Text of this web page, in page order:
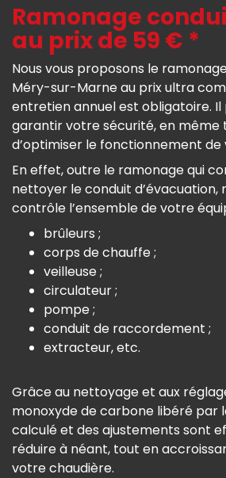
Ramonage
au prix de 59 € *
Nous vous proposons le
Méry-sur-Marne au prix ultra
entretien annuel est obligatoire.
garantir votre sécurité, en même
d’optimiser le fonctionnement de
En effet, outre le ramonage qui
nettoyer le conduit
contrôle l’ensemble de votre
brûleurs ;
corps de chauffe ;
veilleuse ;
circulateur ;
pompe ;
conduit de raccordement ;
extracteur, etc.
Grâce au nettoyage et aux
monoxyde de carbone libéré par
calculé et des ajustements sont
réduire à néant, tout en
votre chaudière.